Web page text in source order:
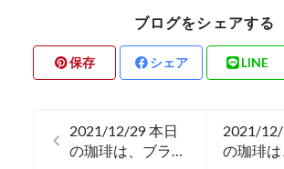
ブログをシェアする
保存 シェア LINE
2021/12/29 本日
の珈琲は、ブラジ
2021/
の珈琲は